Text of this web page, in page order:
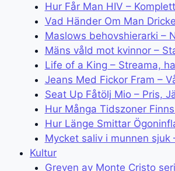
Hur Får Man HIV –
Vad Händer Om Man
Maslows behovshierarki –
Mäns våld mot kvinnor –
Life of a King – Streama,
Jeans Med Fickor Fram –
Seat Up Fåtölj Mio – Pris,
Hur Många Tidszoner
Hur Länge Smittar
Mycket saliv i munnen sjuk
Kultur
Greven av Monte Cristo